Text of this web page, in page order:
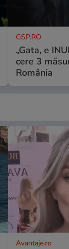
GSP.RO
„Gata, e
cere 3
România
Avantaje.ro